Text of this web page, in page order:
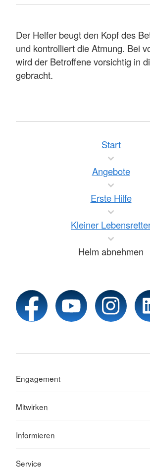
Der Helfer beugt den Kopf des
und kontrolliert die Atmung. Bei
wird der Betroffene vorsichtig in
gebracht.
Start
Angebote
Erste Hilfe
Kleiner
Helm abnehmen
Engagement
Mitwirken
Informieren
Service